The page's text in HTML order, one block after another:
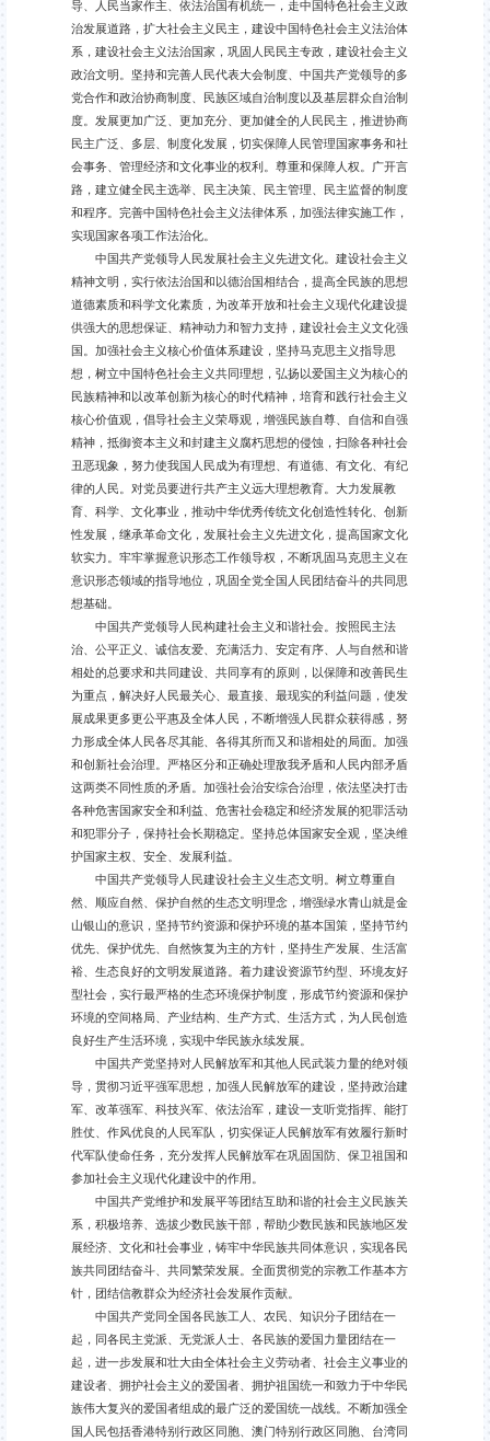
导、人民当家作主、依法治国有机统一，走中国特色社会主义政
治发展道路，扩大社会主义民主，建设中国特色社会主义法治体
系，建设社会主义法治国家，巩固人民民主专政，建设社会主义
政治文明。坚持和完善人民代表大会制度、中国共产党领导的多
党合作和政治协商制度、民族区域自治制度以及基层群众自治制
度。发展更加广泛、更加充分、更加健全的人民民主，推进协商
民主广泛、多层、制度化发展，切实保障人民管理国家事务和社
会事务、管理经济和文化事业的权利。尊重和保障人权。广开言
路，建立健全民主选举、民主决策、民主管理、民主监督的制度
和程序。完善中国特色社会主义法律体系，加强法律实施工作，
实现国家各项工作法治化。
中国共产党领导人民发展社会主义先进文化。建设社会主义
精神文明，实行依法治国和以德治国相结合，提高全民族的思想
道德素质和科学文化素质，为改革开放和社会主义现代化建设提
供强大的思想保证、精神动力和智力支持，建设社会主义文化强
国。加强社会主义核心价值体系建设，坚持马克思主义指导思
想，树立中国特色社会主义共同理想，弘扬以爱国主义为核心的
民族精神和以改革创新为核心的时代精神，培育和践行社会主义
核心价值观，倡导社会主义荣辱观，增强民族自尊、自信和自强
精神，抵御资本主义和封建主义腐朽思想的侵蚀，扫除各种社会
丑恶现象，努力使我国人民成为有理想、有道德、有文化、有纪
律的人民。对党员要进行共产主义远大理想教育。大力发展教
育、科学、文化事业，推动中华优秀传统文化创造性转化、创新
性发展，继承革命文化，发展社会主义先进文化，提高国家文化
软实力。牢牢掌握意识形态工作领导权，不断巩固马克思主义在
意识形态领域的指导地位，巩固全党全国人民团结奋斗的共同思
想基础。
中国共产党领导人民构建社会主义和谐社会。按照民主法
治、公平正义、诚信友爱、充满活力、安定有序、人与自然和谐
相处的总要求和共同建设、共同享有的原则，以保障和改善民生
为重点，解决好人民最关心、最直接、最现实的利益问题，使发
展成果更多更公平惠及全体人民，不断增强人民群众获得感，努
力形成全体人民各尽其能、各得其所而又和谐相处的局面。加强
和创新社会治理。严格区分和正确处理敌我矛盾和人民内部矛盾
这两类不同性质的矛盾。加强社会治安综合治理，依法坚决打击
各种危害国家安全和利益、危害社会稳定和经济发展的犯罪活动
和犯罪分子，保持社会长期稳定。坚持总体国家安全观，坚决维
护国家主权、安全、发展利益。
中国共产党领导人民建设社会主义生态文明。树立尊重自
然、顺应自然、保护自然的生态文明理念，增强绿水青山就是金
山银山的意识，坚持节约资源和保护环境的基本国策，坚持节约
优先、保护优先、自然恢复为主的方针，坚持生产发展、生活富
裕、生态良好的文明发展道路。着力建设资源节约型、环境友好
型社会，实行最严格的生态环境保护制度，形成节约资源和保护
环境的空间格局、产业结构、生产方式、生活方式，为人民创造
良好生产生活环境，实现中华民族永续发展。
中国共产党坚持对人民解放军和其他人民武装力量的绝对领
导，贯彻习近平强军思想，加强人民解放军的建设，坚持政治建
军、改革强军、科技兴军、依法治军，建设一支听党指挥、能打
胜仗、作风优良的人民军队，切实保证人民解放军有效履行新时
代军队使命任务，充分发挥人民解放军在巩固国防、保卫祖国和
参加社会主义现代化建设中的作用。
中国共产党维护和发展平等团结互助和谐的社会主义民族关
系，积极培养、选拔少数民族干部，帮助少数民族和民族地区发
展经济、文化和社会事业，铸牢中华民族共同体意识，实现各民
族共同团结奋斗、共同繁荣发展。全面贯彻党的宗教工作基本方
针，团结信教群众为经济社会发展作贡献。
中国共产党同全国各民族工人、农民、知识分子团结在一
起，同各民主党派、无党派人士、各民族的爱国力量团结在一
起，进一步发展和壮大由全体社会主义劳动者、社会主义事业的
建设者、拥护社会主义的爱国者、拥护祖国统一和致力于中华民
族伟大复兴的爱国者组成的最广泛的爱国统一战线。不断加强全
国人民包括香港特别行政区同胞、澳门特别行政区同胞、台湾同